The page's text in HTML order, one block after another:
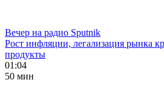
Вечер на радио Sputnik
Рост инфляции, легализация рынка
продукты
01:04
50 мин